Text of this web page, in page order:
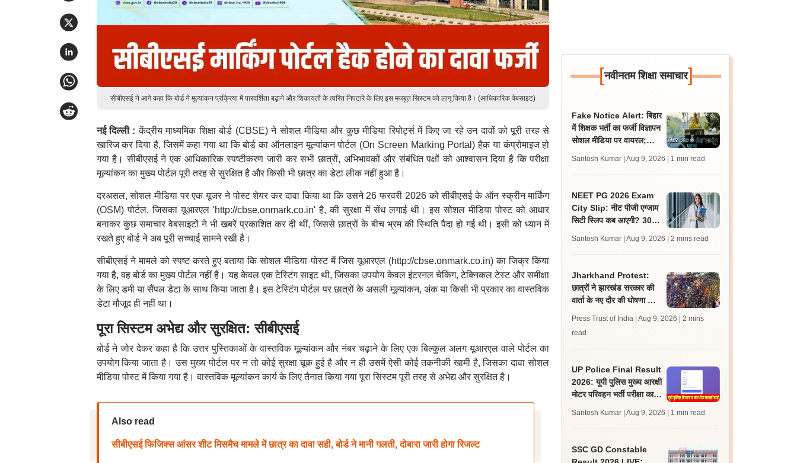
सीबीएसई ने आगे कहा कि बोर्ड ने मूल्यांकन प्रक्रिया में पारदर्शिता बढ़ाने और शिकायतों के त्वरित निपटारे के लिए इस मजबूत सिस्टम को लागू किया है। (आधिकारिक वेबसाइट)
नई दिल्ली : केंद्रीय माध्यमिक शिक्षा बोर्ड (CBSE) ने सोशल मीडिया और कुछ मीडिया रिपोर्ट्स में किए जा रहे उन दावों को पूरी तरह से
खारिज कर दिया है, जिसमें कहा गया था कि बोर्ड का ऑनलाइन मूल्यांकन पोर्टल (On Screen Marking Portal) हैक या कंप्रोमाइज हो
गया है। सीबीएसई ने एक आधिकारिक स्पष्टीकरण जारी कर सभी छात्रों, अभिभावकों और संबंधित पक्षों को आश्वासन दिया है कि परीक्षा
मूल्यांकन का मुख्य पोर्टल पूरी तरह से सुरक्षित है और किसी भी छात्र का डेटा लीक नहीं हुआ है।
दरअसल, सोशल मीडिया पर एक यूजर ने पोस्ट शेयर कर दावा किया था कि उसने 26 फरवरी 2026 को सीबीएसई के ऑन स्क्रीन मार्किंग
(OSM) पोर्टल, जिसका यूआरएल 'http://cbse.onmark.co.in' है, की सुरक्षा में सेंध लगाई थी। इस सोशल मीडिया पोस्ट को आधार
बनाकर कुछ समाचार वेबसाइटों ने भी खबरें प्रकाशित कर दी थीं, जिससे छात्रों के बीच भ्रम की स्थिति पैदा हो गई थी। इसी को ध्यान में
रखते हुए बोर्ड ने अब पूरी सच्चाई सामने रखी है।
सीबीएसई ने मामले को स्पष्ट करते हुए बताया कि सोशल मीडिया पोस्ट में जिस यूआरएल (http://cbse.onmark.co.in) का जिक्र किया
गया है, वह बोर्ड का मुख्य पोर्टल नहीं है। यह केवल एक टेस्टिंग साइट थी, जिसका उपयोग केवल इंटरनल चेकिंग, टेक्निकल टेस्ट और समीक्षा
के लिए डमी या सैंपल डेटा के साथ किया जाता है। इस टेस्टिंग पोर्टल पर छात्रों के असली मूल्यांकन, अंक या किसी भी प्रकार का वास्तविक
डेटा मौजूद ही नहीं था।
पूरा सिस्टम अभेद्य और सुरक्षित: सीबीएसई
बोर्ड ने जोर देकर कहा है कि उत्तर पुस्तिकाओं के वास्तविक मूल्यांकन और नंबर चढ़ाने के लिए एक बिल्कुल अलग यूआरएल वाले पोर्टल का
उपयोग किया जाता है। उस मुख्य पोर्टल पर न तो कोई सुरक्षा चूक हुई है और न ही उसमें ऐसी कोई तकनीकी खामी है, जिसका दावा सोशल
मीडिया पोस्ट में किया गया है। वास्तविक मूल्यांकन कार्य के लिए तैनात किया गया पूरा सिस्टम पूरी तरह से अभेद्य और सुरक्षित है।
Also read
सीबीएसई फिजिक्स आंसर शीट मिसमैच मामले में छात्र का दावा सही, बोर्ड ने मानी गलती, दोबारा जारी होगा रिजल्ट
[नवीनतम शिक्षा समाचार]
Fake Notice Alert: बिहार
में शिक्षक भर्ती का फर्जी विज्ञापन
सोशल मीडिया पर वायरल;
Santosh Kumar | Aug 9, 2026 | 1 min read
NEET PG 2026 Exam
City Slip: नीट पीजी एग्जाम
सिटी स्लिप कब आएगी? 30
Santosh Kumar | Aug 9, 2026 | 2 mins read
Jharkhand Protest:
छात्रों ने झारखंड सरकार की
वार्ता के नए दौर की घोषणा को
Press Trust of India | Aug 9, 2026
| 2 mins
read
UP Police Final Result
2026: यूपी पुलिस मुख्य आरक्षी
मोटर परिवहन भर्ती परीक्षा का
Santosh Kumar | Aug 9, 2026 | 1 min read
SSC GD Constable